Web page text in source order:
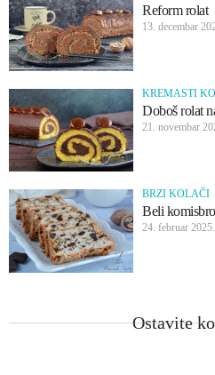
Reform rolat
13. decembar
KREMASTI
Doboš rolat
21. novembar
BRZI KOLAČI
Beli
24. februar 2025.
Ostavite